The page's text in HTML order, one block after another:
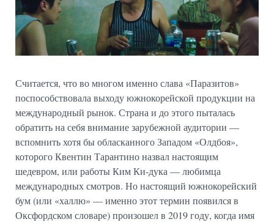
Считается, что во многом именно слава «Паразитов»
поспособствовала выходу южнокорейской продукции на
международный рынок. Страна и до этого пыталась
обратить на себя внимание зарубежной аудитории —
вспомнить хотя бы обласканного Западом «Олдбоя»,
которого Квентин Тарантино назвал настоящим
шедевром, или работы Ким Ки-дука — любимца
международных смотров. Но настоящий южнокорейский
бум (или «халлю» — именно этот термин появился в
Оксфордском словаре) произошел в 2019 году, когда имя